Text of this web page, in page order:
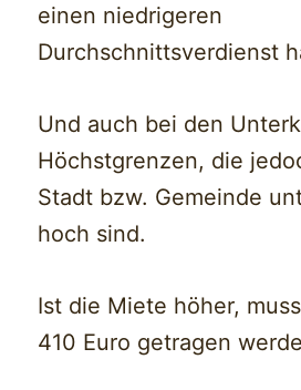
einen niedrigeren
Durchschnittsverdienst
Und auch bei den
Höchstgrenzen, die
Stadt bzw. Gemeinde
hoch sind.
Ist die Miete höher,
410 Euro getragen